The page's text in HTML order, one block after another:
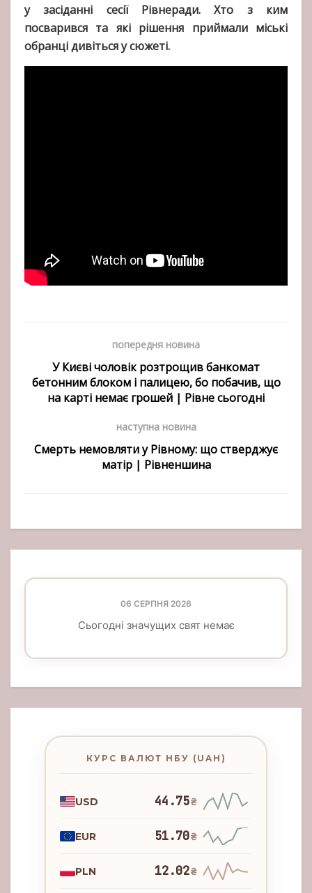
у засіданні сесії Рівнеради. Хто з ким
посварився та які рішення приймали міські
обранці дивіться у сюжеті.
попередня новина
У Києві чоловік розтрощив банкомат
бетонним блоком і палицею, бо побачив, що
на карті немає грошей | Рівне сьогодні
наступна новина
Смерть немовляти у Рівному: що стверджує
матір | Рівненшина
06 СЕРПНЯ 2026
Сьогодні значущих свят немає
КУРС ВАЛЮТ НБУ (UAH)
USD 44.75₴
EUR 51.70₴
PLN 12.02₴